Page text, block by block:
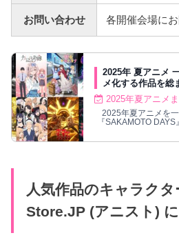
お問い合わせ 各開催会場に
2025年 夏アニメ
メ化する作品を総
2025年夏アニメま
2025年夏アニメを
『SAKAMOTO
罪』『着せ恋』『第
人気作品のキャラク
Store.JP (アニスト) に